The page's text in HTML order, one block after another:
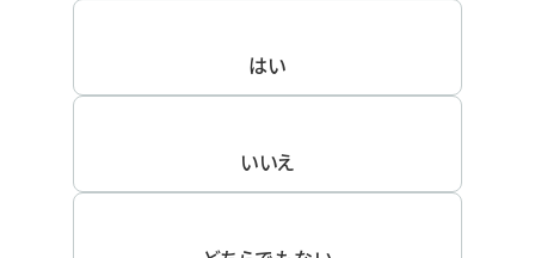
はい
いいえ